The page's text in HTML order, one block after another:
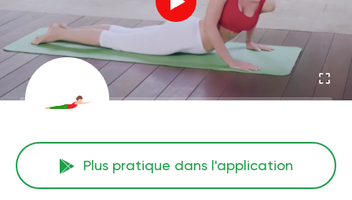
Plus pratique dans l'application